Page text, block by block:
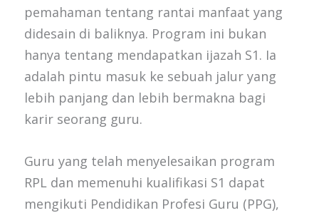
pemahaman tentang rantai manfaat yang
didesain di baliknya. Program ini bukan
hanya tentang mendapatkan ijazah S1. Ia
adalah pintu masuk ke sebuah jalur yang
lebih panjang dan lebih bermakna bagi
karir seorang guru.
Guru yang telah menyelesaikan program
RPL dan memenuhi kualifikasi S1 dapat
mengikuti Pendidikan Profesi Guru (PPG),